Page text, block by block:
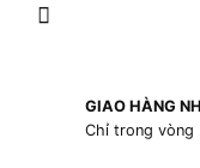
GIAO HÀNG
Chỉ trong vòng